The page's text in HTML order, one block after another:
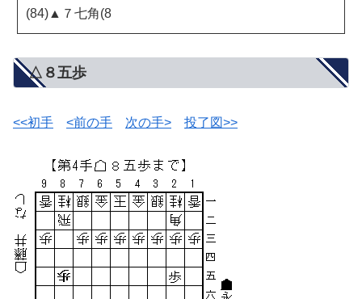
(84)▲７七角(8
△８五歩
<<初手 <前の手 次の手> 投了図>>